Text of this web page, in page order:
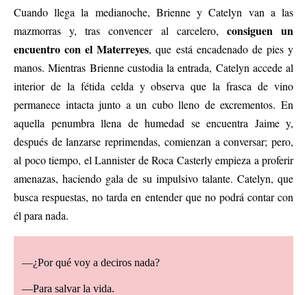
Cuando llega la medianoche, Brienne y Catelyn van a las
mazmorras y, tras convencer al carcelero, consiguen un
encuentro con el Materreyes, que está encadenado de pies y
manos. Mientras Brienne custodia la entrada, Catelyn accede al
interior de la fétida celda y observa que la frasca de vino
permanece intacta junto a un cubo lleno de excrementos. En
aquella penumbra llena de humedad se encuentra Jaime y,
después de lanzarse reprimendas, comienzan a conversar; pero,
al poco tiempo, el Lannister de Roca Casterly empieza a proferir
amenazas, haciendo gala de su impulsivo talante. Catelyn, que
busca respuestas, no tarda en entender que no podrá contar con
él para nada.
—¿Por qué voy a deciros nada?
—Para salvar la vida.